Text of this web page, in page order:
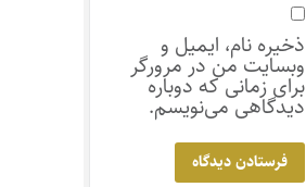
ذخیره نام، ایمیل و
وبسایت من در مرورگر
برای زمانی که دوباره
دیدگاهی می‌نویسم.